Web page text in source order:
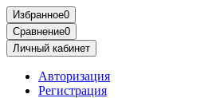
Избранное0
Сравнение0
Личный кабинет
Авторизация
Регистрация